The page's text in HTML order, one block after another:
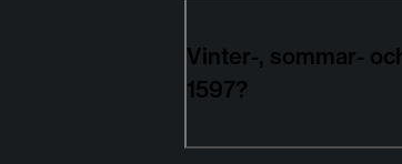
Vinter-, sommar-
1597?